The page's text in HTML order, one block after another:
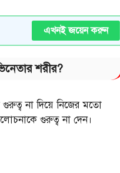
এখনই জয়েন করুন
শরীর?
না দিয়ে নিজের মতো
গুরুত্ব না দেন।